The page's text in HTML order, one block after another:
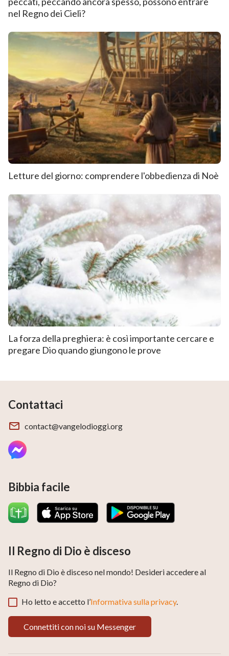
nel Regno dei Cieli?
Letture del giorno: comprendere l'obbedienza di Noè
La forza della preghiera: è così importante cercare e
pregare Dio quando giungono le prove
Contattaci
contact@vangelodioggi.org
Bibbia facile
Il Regno di Dio è disceso
Il Regno di Dio è disceso nel mondo! Desideri accedere al
Regno di Dio?
Ho letto e accetto l’Informativa sulla privacy.
Connettiti con noi su Messenger